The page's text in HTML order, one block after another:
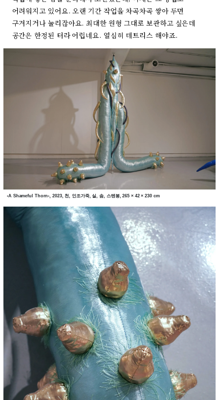
어려워지고 있어요. 오랜 기간 작업을 차곡차곡 쌓아 두면
구겨지거나 눌리잖아요. 최대한 원형 그대로 보관하고 싶은데
공간은 한정된 터라 어렵네요. 열심히 테트리스 해야죠.
‹A Shameful Thorn›, 2023, 천, 인조가죽, 실, 솜, 스텐봉, 265 × 42 × 230 cm